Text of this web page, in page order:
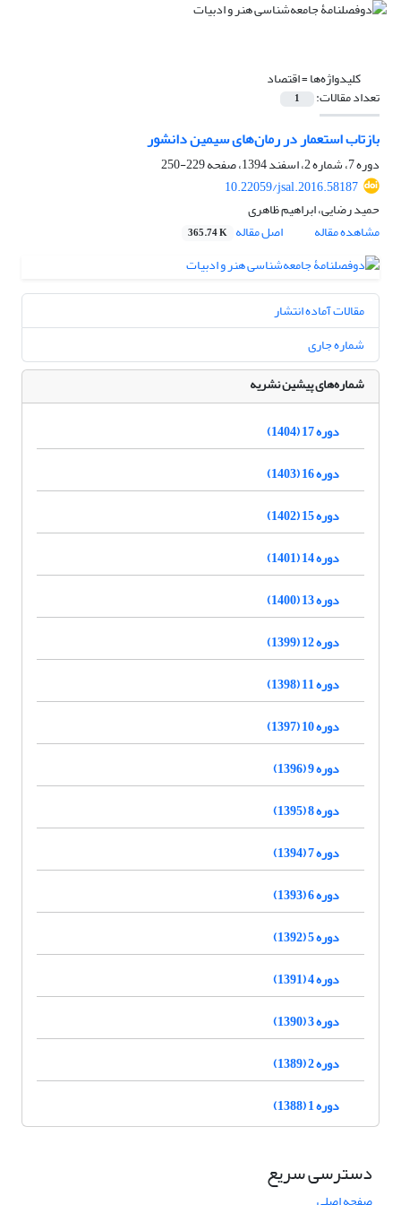
کلیدواژه‌ها =اقتصاد
تعداد مقالات: 1
بازتاب استعمار در رمان‌های سیمین دانشور
دوره 7، شماره 2، اسفند 1394، صفحه
229-250
10.22059/jsal.2016.58187
حمید رضایی، ابراهیم ظاهری
مشاهده مقاله
اصل مقاله 365.74 K
مقالات آماده انتشار
شماره جاری
شماره‌های پیشین نشریه
دوره 17 (1404)
دوره 16 (1403)
دوره 15 (1402)
دوره 14 (1401)
دوره 13 (1400)
دوره 12 (1399)
دوره 11 (1398)
دوره 10 (1397)
دوره 9 (1396)
دوره 8 (1395)
دوره 7 (1394)
دوره 6 (1393)
دوره 5 (1392)
دوره 4 (1391)
دوره 3 (1390)
دوره 2 (1389)
دوره 1 (1388)
دسترسی سریع